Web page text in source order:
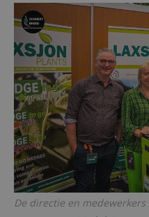
De directie en